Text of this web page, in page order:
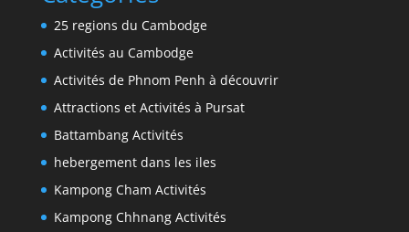
25 regions du Cambodge
Activités au Cambodge
Activités de Phnom Penh à découvrir
Attractions et Activités à Pursat
Battambang Activités
hebergement dans les iles
Kampong Cham Activités
Kampong Chhnang Activités